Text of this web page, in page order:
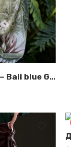
Дамски панталон – Bali blue Garden 3757